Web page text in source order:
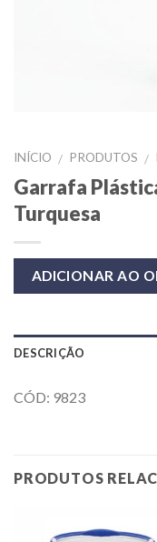
INÍCIO / PRODUTOS /
Garrafa
Turquesa
ADICIONAR AO
DESCRIÇÃO
CÓD: 9823
PRODUTOS